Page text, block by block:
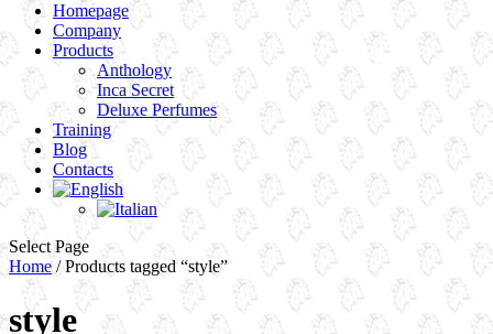
Homepage
Company
Products
Anthology
Inca Secret
Deluxe Perfumes
Training
Blog
Contacts
Select Page
Home / Products tagged “style”
style